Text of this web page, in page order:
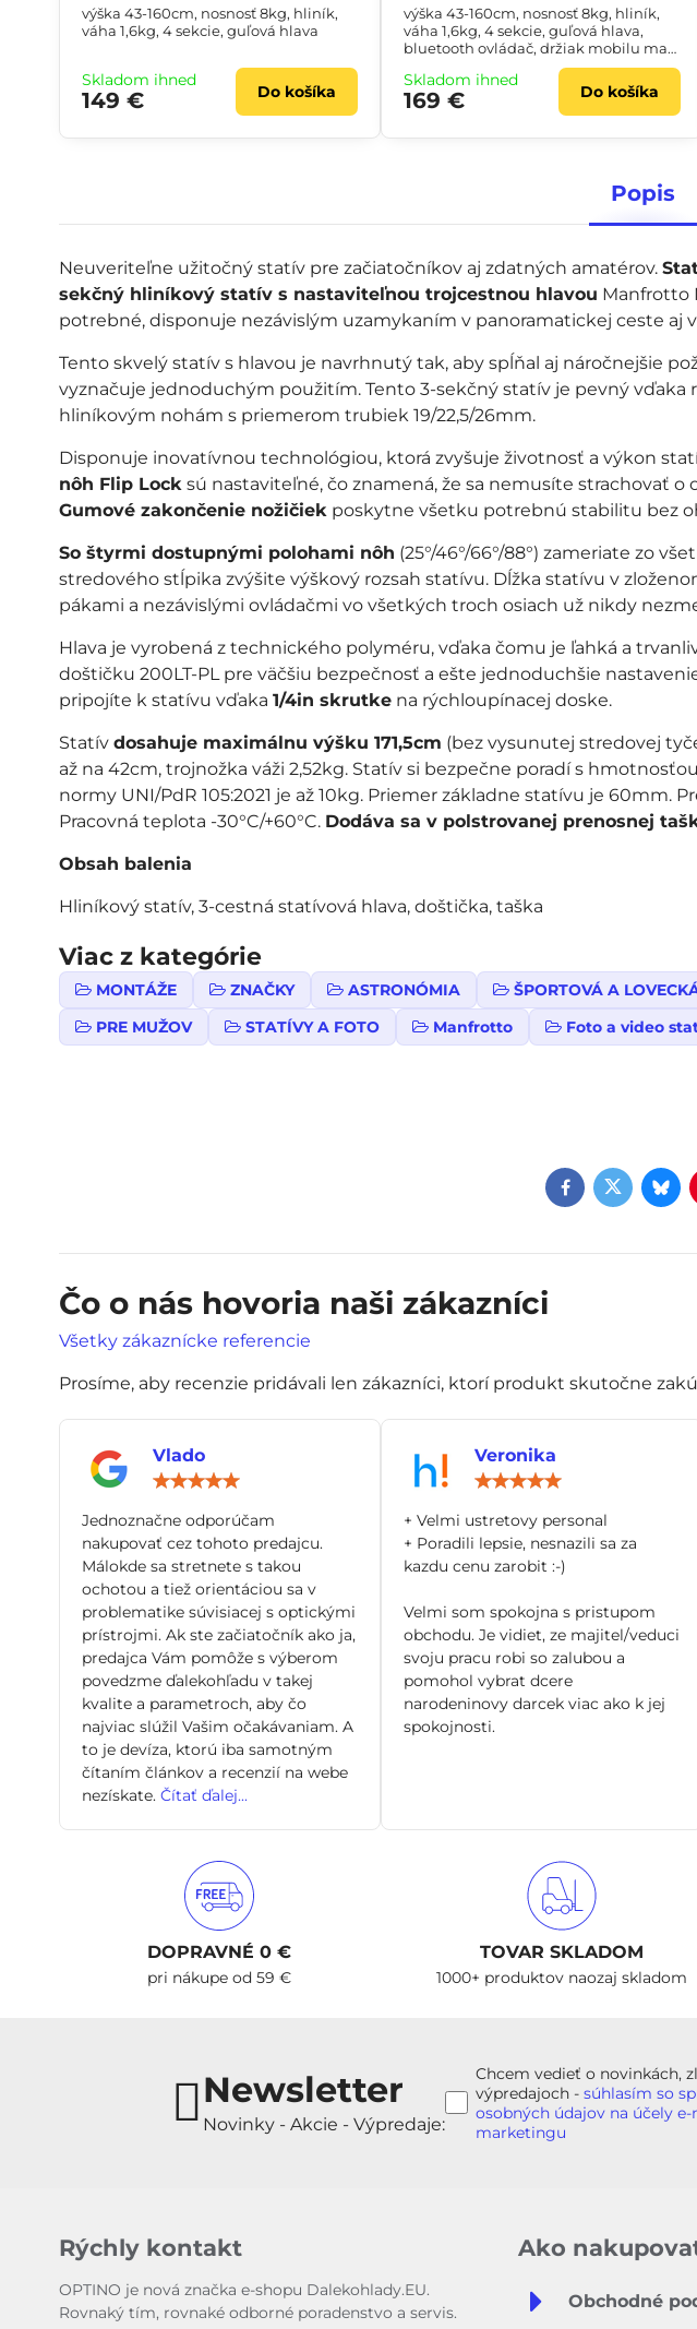
Popis
Neuveriteľne užitočný statív pre začiatočníkov aj zdatných amatérov.
sekčný hliníkový statív s nastaviteľnou trojcestnou hlavou Manfrotto
potrebné, disponuje nezávislým uzamykaním v panoramatickej ceste aj
Tento skvelý statív s hlavou je navrhnutý tak, aby spĺňal aj náročnejšie
vyznačuje jednoduchým použitím. Tento 3-sekčný statív je pevný
hliníkovým nohám s priemerom trubiek 19/22,5/26mm.
Disponuje inovatívnou technológiou, ktorá zvyšuje životnosť a výkon
nôh Flip Lock sú nastaviteľné, čo znamená, že sa nemusíte strachovať o
Gumové zakončenie nožičiek poskytne všetku potrebnú stabilitu bez
So štyrmi dostupnými polohami nôh (25°/46°/66°/88°) zameriate zo
stredového stĺpika zvýšite výškový rozsah statívu. Dĺžka statívu v
pákami a nezávislými ovládačmi vo všetkých troch osiach už nikdy
Hlava je vyrobená z technického polyméru, vďaka čomu je ľahká a
doštičku 200LT-PL pre väčšiu bezpečnosť a ešte jednoduchšie
pripojíte k statívu vďaka 1/4in skrutkena rýchloupínacej doske.
Statív dosahuje maximálnu výšku 171,5cm (bez vysunutej stredovej
až na 42cm, trojnožka váži 2,52kg. Statív si bezpečne poradí s
normy UNI/PdR 105:2021 je až 10kg. Priemer základne statívu je 60mm.
Pracovná teplota -30°C/+60°C. Dodáva sa v polstrovanej prenosnej
Obsah balenia
Hliníkový statív, 3-cestná statívová hlava, doštička, taška
Viac z kategórie
MONTÁŽE ZNAČKY ASTRONÓMIA ŠPORTOVÁ A
PRE MUŽOV
STATÍVY A FOTO Manfrotto Foto a video
Facebook
Twitter
výška 43-160cm, nosnosť 8kg, hliník,
váha 1,6kg, 4 sekcie, guľová hlava
Skladom ihneď
149 € Do košíka
výška 43-160cm, nosnosť 8kg, hliník,
váha 1,6kg, 4 sekcie, guľová hlava,
bluetooth ovládač, držiak mobilu max
Skladom ihneď
169 € Do košíka
Čo o nás hovoria naši zákazníci
Všetky zákaznícke referencie
Prosíme, aby recenzie pridávali len zákazníci, ktorí produkt skutočne
Vlado
Jednoznačne odporúčam
nakupovať cez tohoto predajcu.
Málokde sa stretnete s takou
ochotou a tiež orientáciou sa v
problematike súvisiacej s optickými
prístrojmi. Ak ste začiatočník ako ja,
predajca Vám pomôže s výberom
povedzme ďalekohľadu v takej
kvalite a parametroch, aby čo
najviac slúžil Vašim očakávaniam. A
to je devíza, ktorú iba samotným
čítaním článkov a recenzií na webe
nezískate. Čítať ďalej...
Veronika
+ Velmi ustretovy personal
+ Poradili lepsie, nesnazili sa za
kazdu cenu zarobit :-)
Velmi som spokojna s pristupom
obchodu. Je vidiet, ze majitel/veduci
svoju pracu robi so zalubou a
pomohol vybrat dcere
narodeninovy darcek viac ako k jej
spokojnosti.
DOPRAVNÉ 0 €
pri nákupe od 59 €
TOVAR SKLADOM
1000+ produktov naozaj skladom
Newsletter
Novinky - Akcie - Výpredaje:
Chcem vedieť o novinkách,
výpredajoch -súhlasím so
osobných údajov na účely
marketingu
Rýchly kontakt
OPTINO je nová značka e-shopu Dalekohlady.EU.
Rovnaký tím, rovnaké odborné poradenstvo a servis.
Ako
Obchodné